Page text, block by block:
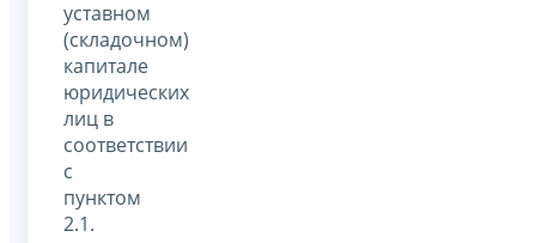
уставном
(складочном)
капитале
юридических
лиц в
соответствии
с
пунктом
2.1.